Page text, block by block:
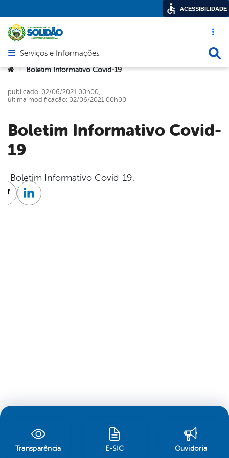
Acesso
Abrir menu principal de navegação
Serviços e Informações
Você está aqui:
> Boletim Informativo Covid-19
Boletim Informativo Covid-
19
publicado: 02/06/2021 00h00,
última modificação: 02/06/2021 00h00
Boletim Informativo Covid-19.
TwitterLinkedin
Transparência E-SIC Ouvidoria
ACESSIBILIDADE